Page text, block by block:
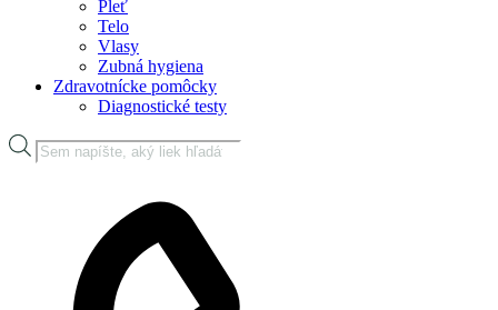
Pleť
Telo
Vlasy
Zubná hygiena
Zdravotnícke pomôcky
Diagnostické testy
Products
search